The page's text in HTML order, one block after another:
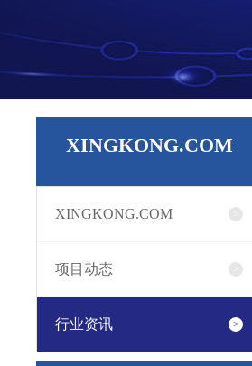
XINGKONG.COM
XINGKONG.COM
项目动态
行业资讯